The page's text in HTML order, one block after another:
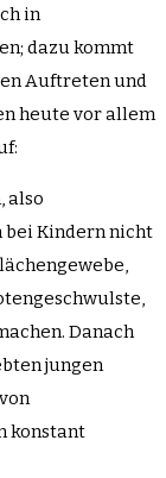
in
dazu kommt
Auftreten und
heute vor allem
also
Kindern nicht
Danach
jungen
konstant